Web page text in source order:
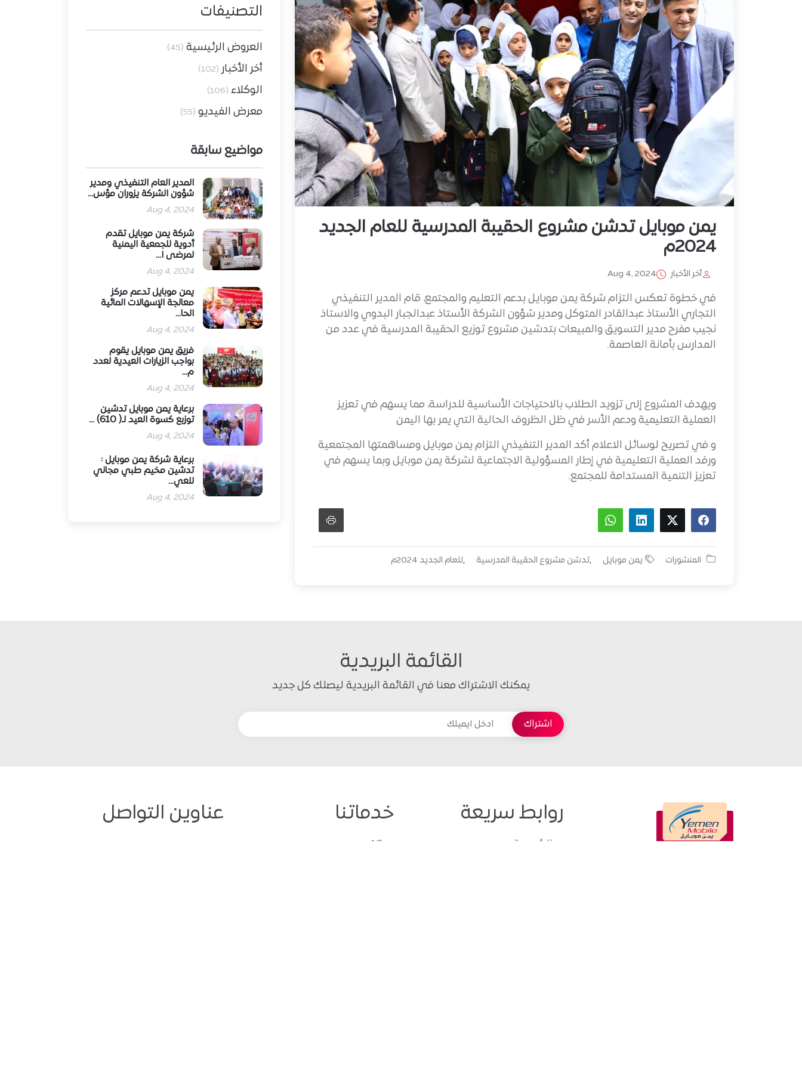
يمن موبايل تدشن مشروع الحقيبة المدرسية للعام الجديد
2024م
أخر الأخبار Aug 4, 2024
في خطوة تعكس التزام شركة يمن موبايل بدعم التعليم والمجتمع، قام المدير التنفيذي
التجاري الأستاذ عبدالقادر المتوكل ومدير شؤون الشركة الأستاذ عبدالجبار البدوي والاستاذ
نجيب مفرح مدير التسويق والمبيعات بتدشين مشروع توزيع الحقيبة المدرسية في عدد من
المدارس بأمانة العاصمة.
ويهدف المشروع إلى تزويد الطلاب بالاحتياجات الأساسية للدراسة، مما يسهم في تعزيز
العملية التعليمية ودعم الأسر في ظل الظروف الحالية التي يمر بها اليمن
و في تصريح لوسائل الاعلام أكد المدير التنفيذي التزام يمن موبايل ومساهمتها المجتمعية
ورفد العملية التعليمية في إطار المسؤولية الاجتماعية لشركة يمن موبايل وبما يسهم في
تعزيز التنمية المستدامة للمجتمع.
المنشورات يمن موبايل تدشن مشروع الحقيبة المدرسية للعام الجديد 2024م
التصنيفات
العروض الرئيسية (45)
أخر الأخبار (102)
الوكلاء (106)
معرض الفيديو (55)
مواضيع سابقة
المدير العام التنفيذي ومدير
شؤون الشركة يزوران مؤس...
Aug 4, 2024
شركة يمن موبايل تقدم
أدوية للجمعية اليمنية
لمرضى ا...
Aug 4, 2024
يمن موبايل تدعم مركز
معالجة الإسهالات المائية
الحا...
Aug 4, 2024
فريق يمن موبايل يقوم
بواجب الزيارات العيدية لعدد
م...
Aug 4, 2024
برعاية يمن موبايل تدشين
توزبع كسوة العيد لـ( 610) ...
Aug 4, 2024
برعاية شركة يمن موبايل :
تدشين مخيم طبي مجاني
للعي...
Aug 4, 2024
القائمة البريدية
يمكنك الاشتراك معنا في القائمة البريدية ليصلك كل جديد
روابط سريعة
الرئيسية
خدماتنا
4G
عناوين التواصل